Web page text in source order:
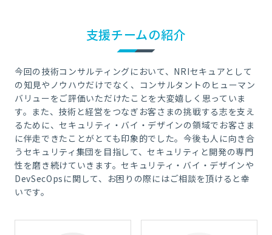
支援チームの紹介
今回の技術コンサルティングにおいて、NRIセキュアとして
の知見やノウハウだけでなく、コンサルタントのヒューマン
バリューをご評価いただけたことを大変嬉しく思っていま
す。また、技術と経営をつなぎお客さまの挑戦する志を支え
るために、セキュリティ・バイ・デザインの領域でお客さま
に伴走できたことがとても印象的でした。今後も人に向き合
うセキュリティ集団を目指して、セキュリティと開発の専門
性を磨き続けていきます。セキュリティ・バイ・デザインや
DevSecOpsに関して、お困りの際にはご相談を頂けると幸
いです。